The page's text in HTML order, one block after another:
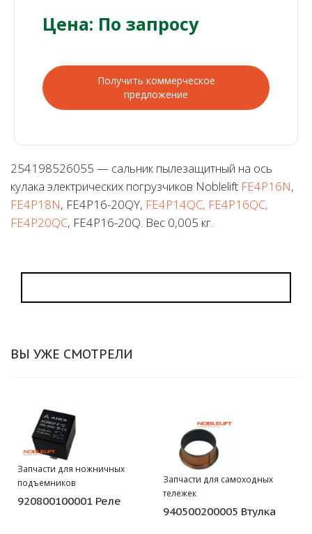
Цена: По запросу
Получить коммерческое
предложение
254198526055 — сальник пылезащитный на ось
кулака электрических погрузчиков Noblelift FE4P16N,
FE4P18N, FE4P16-20QY, FE4P14QC, FE4P16QC,
FE4P20QC, FE4P16-20Q. Вес 0,005 кг.
ВЫ УЖЕ СМОТРЕЛИ
Запчасти для ножничных
подъемников
920800100001 Реле
Запчасти для самоходных
тележек
940500200005 Втулка